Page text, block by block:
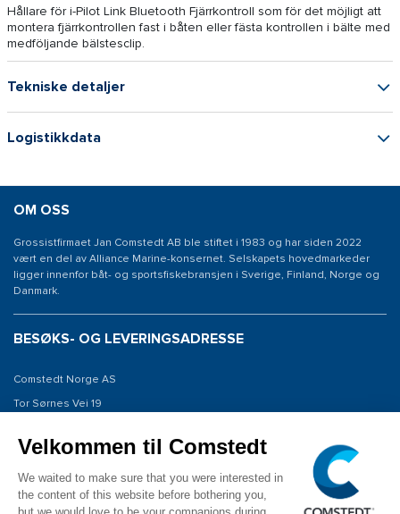
Hållare för i-Pilot Link Bluetooth Fjärrkontroll som för det möjligt att
montera fjärrkontrollen fast i båten eller fästa kontrollen i bälte med
medföljande bälstesclip.
Tekniske detaljer
Logistikkdata
OM OSS
Grossistfirmaet Jan Comstedt AB ble stiftet i 1983 og har siden 2022
vært en del av Alliance Marine-konsernet. Selskapets hovedmarkeder
ligger innenfor båt- og sportsfiskebransjen i Sverige, Finland, Norge og
Danmark.
BESØKS- OG LEVERINGSADRESSE
Comstedt Norge AS
Tor Sørnes Vei 19
Norway
KONTAKT OSS